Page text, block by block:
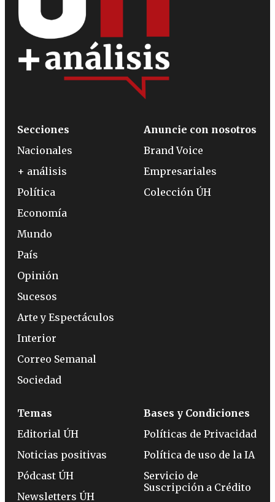
Secciones
Nacionales
+ análisis
Política
Economía
Mundo
País
Opinión
Sucesos
Arte y Espectáculos
Interior
Correo Semanal
Sociedad
Anuncie con nosotros
Brand Voice
Empresariales
Colección ÚH
Temas
Editorial ÚH
Noticias positivas
Pódcast ÚH
Newsletters ÚH
Bases y Condiciones
Políticas de Privacidad
Política de uso de la IA
Servicio de
Suscripción a Crédito